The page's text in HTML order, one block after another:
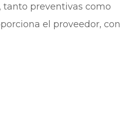
tanto preventivas como
el proveedor, con